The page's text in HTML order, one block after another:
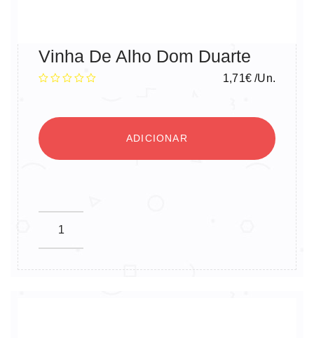
Vinha De Alho Dom Duarte
1,71€ /Un.
ADICIONAR